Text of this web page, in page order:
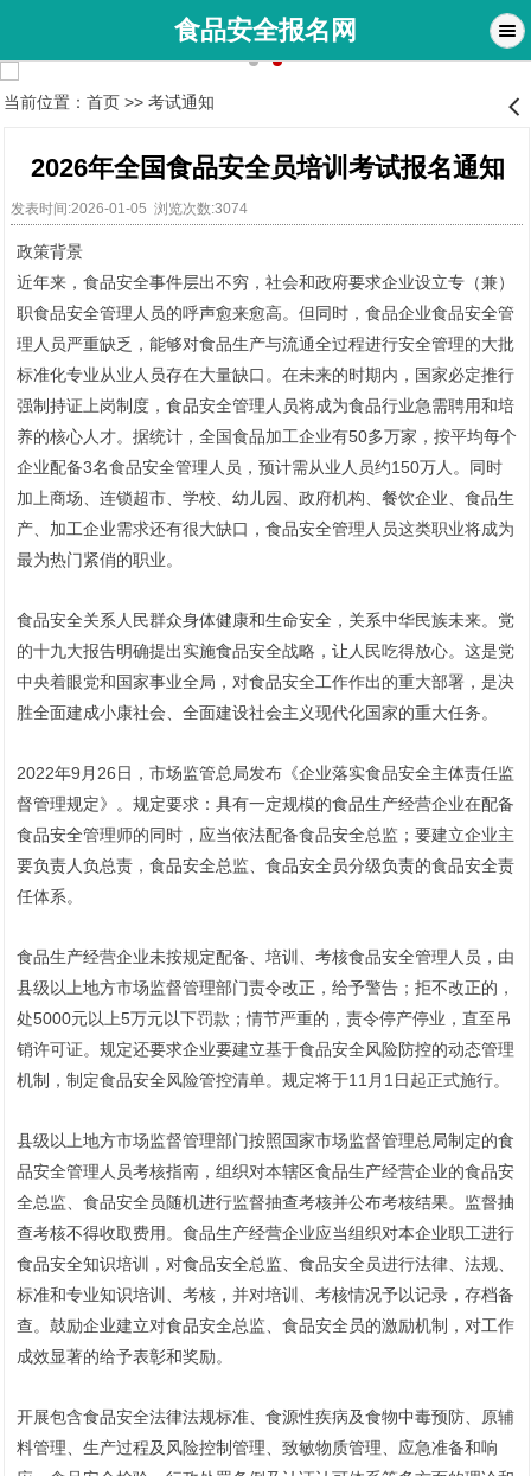
食品安全报名网
1 2
当前位置： 首页>> 考试通知 󰊒
2026年全国食品安全员培训考试报名通知
发表时间:2026-01-05 浏览次数:3074
政策背景
近年来，食品安全事件层出不穷，社会和政府要求企业设立专（兼）
职食品安全管理人员的呼声愈来愈高。但同时，食品企业食品安全管
理人员严重缺乏，能够对食品生产与流通全过程进行安全管理的大批
标准化专业从业人员存在大量缺口。在未来的时期内，国家必定推行
强制持证上岗制度，食品安全管理人员将成为食品行业急需聘用和培
养的核心人才。据统计，全国食品加工企业有50多万家，按平均每个
企业配备3名食品安全管理人员，预计需从业人员约150万人。同时
加上商场、连锁超市、学校、幼儿园、政府机构、餐饮企业、食品生
产、加工企业需求还有很大缺口，食品安全管理人员这类职业将成为
最为热门紧俏的职业。
食品安全关系人民群众身体健康和生命安全，关系中华民族未来。党
的十九大报告明确提出实施食品安全战略，让人民吃得放心。这是党
中央着眼党和国家事业全局，对食品安全工作作出的重大部署，是决
胜全面建成小康社会、全面建设社会主义现代化国家的重大任务。
2022年9月26日，市场监管总局发布《企业落实食品安全主体责任监
督管理规定》。规定要求：具有一定规模的食品生产经营企业在配备
食品安全管理师的同时，应当依法配备食品安全总监；要建立企业主
要负责人负总责，食品安全总监、食品安全员分级负责的食品安全责
任体系。
食品生产经营企业未按规定配备、培训、考核食品安全管理人员，由
县级以上地方市场监督管理部门责令改正，给予警告；拒不改正的，
处5000元以上5万元以下罚款；情节严重的，责令停产停业，直至吊
销许可证。规定还要求企业要建立基于食品安全风险防控的动态管理
机制，制定食品安全风险管控清单。规定将于11月1日起正式施行。
县级以上地方市场监督管理部门按照国家市场监督管理总局制定的食
品安全管理人员考核指南，组织对本辖区食品生产经营企业的食品安
全总监、食品安全员随机进行监督抽查考核并公布考核结果。监督抽
查考核不得收取费用。食品生产经营企业应当组织对本企业职工进行
食品安全知识培训，对食品安全总监、食品安全员进行法律、法规、
标准和专业知识培训、考核，并对培训、考核情况予以记录，存档备
查。鼓励企业建立对食品安全总监、食品安全员的激励机制，对工作
成效显著的给予表彰和奖励。
开展包含食品安全法律法规标准、食源性疾病及食物中毒预防、原辅
料管理、生产过程及风险控制管理、致敏物质管理、应急准备和响